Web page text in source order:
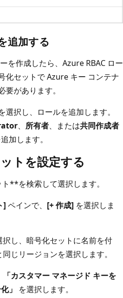
追加する
を作成したら、Azure RBAC ロー
化セットで Azure キー コンテナ
があります。
択し、ロールを追加します。
、 所有者、または共同作成者
加します。
トを設定する
**を検索して選択します。
]ペインで、 [+ 作成] を選択しま
択し、暗号化セットに名前を付
じリージョンを選択します。
「カスタマー マネージド キーを
」
を選択します。